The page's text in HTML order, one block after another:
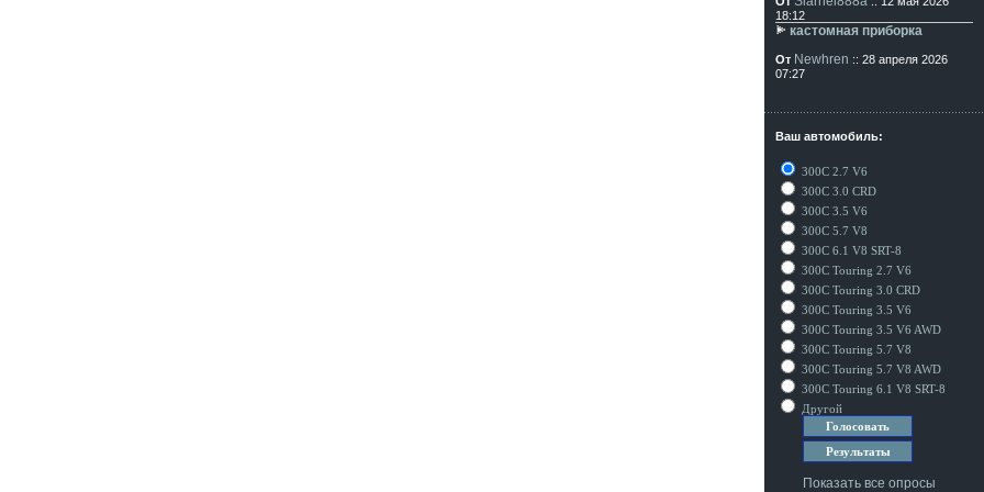
18:12
кастомная приборка
От Newhren :: 28 апреля 2026
07:27
Ваш автомобиль:
300C 2.7 V6
300C 3.0 CRD
300C 3.5 V6
300C 5.7 V8
300C 6.1 V8 SRT-8
300C Touring 2.7 V6
300C Touring 3.0 CRD
300C Touring 3.5 V6
300C Touring 3.5 V6 AWD
300C Touring 5.7 V8
300C Touring 5.7 V8 AWD
300C Touring 6.1 V8 SRT-8
Другой
Показать все опросы